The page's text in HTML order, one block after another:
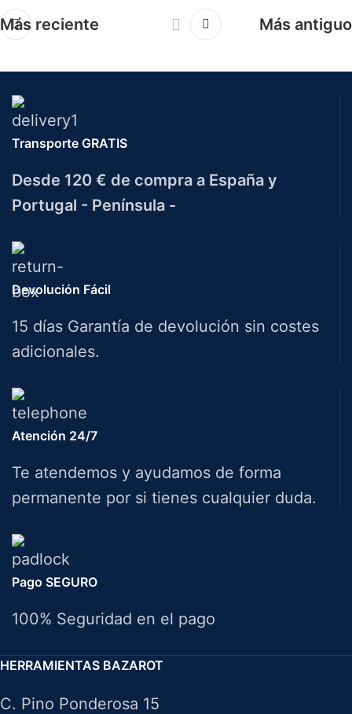
Más reciente Más antiguo
Transporte GRATIS
Desde 120 € de compra a España y
Portugal - Península -
Devolución Fácil
15 días Garantía de devolución sin costes
adicionales.
Atención 24/7
Te atendemos y ayudamos de forma
permanente por si tienes cualquier duda.
Pago SEGURO
100% Seguridad en el pago
HERRAMIENTAS BAZAROT
C. Pino Ponderosa 15